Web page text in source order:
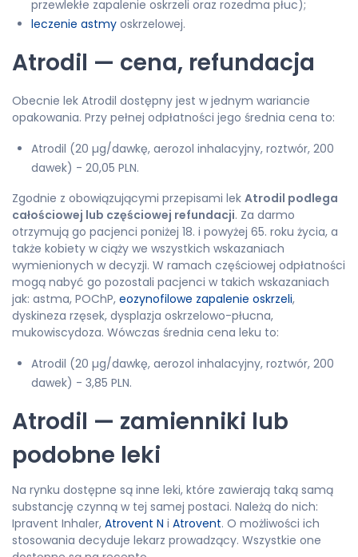
przewlekłe zapalenie oskrzeli oraz rozedma płuc);
leczenie astmy oskrzelowej.
Atrodil — cena, refundacja
Obecnie lek Atrodil dostępny jest w jednym wariancie
opakowania. Przy pełnej odpłatności jego średnia cena to:
Atrodil (20 µg/dawkę, aerozol inhalacyjny, roztwór, 200
dawek) - 20,05 PLN.
Zgodnie z obowiązującymi przepisami lek Atrodil podlega
całościowej lub częściowej refundacji. Za darmo
otrzymują go pacjenci poniżej 18. i powyżej 65. roku życia, a
także kobiety w ciąży we wszystkich wskazaniach
wymienionych w decyzji. W ramach częściowej odpłatności
mogą nabyć go pozostali pacjenci w takich wskazaniach
jak: astma, POChP, eozynofilowe zapalenie oskrzeli,
dyskineza rzęsek, dysplazja oskrzelowo-płucna,
mukowiscydoza. Wówczas średnia cena leku to:
Atrodil (20 µg/dawkę, aerozol inhalacyjny, roztwór, 200
dawek) - 3,85 PLN.
Atrodil — zamienniki lub
podobne leki
Na rynku dostępne są inne leki, które zawierają taką samą
substancję czynną w tej samej postaci. Należą do nich:
Ipravent Inhaler, Atrovent N i Atrovent. O możliwości ich
stosowania decyduje lekarz prowadzący. Wszystkie one